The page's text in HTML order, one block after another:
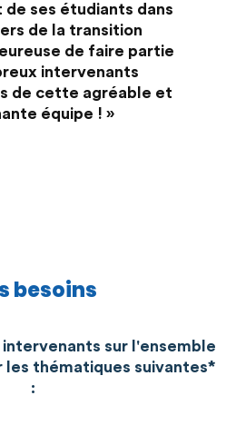
ses étudiants dans
de la transition
de faire partie
intervenants
de cette agréable et
équipe ! »
besoins
intervenants sur l'ensemble
les thématiques suivantes*
: